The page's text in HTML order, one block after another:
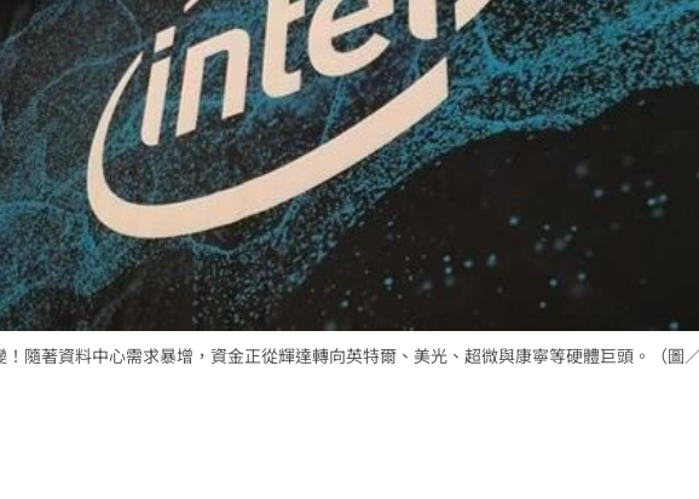
直播 18:00
奢大道」逐漸成形 12:00
千萬頭獎超「爸」氣 12:00
職涯論壇9/12登場！ 10:30
7s掀足球熱潮 10:00
星吃美食！
隨著資料中心需求暴增，資金正從輝達轉向英特爾、美光、超微與康寧等硬體巨頭。（圖